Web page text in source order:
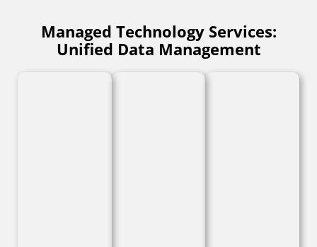
Managed Technology Services:
Unified Data Management